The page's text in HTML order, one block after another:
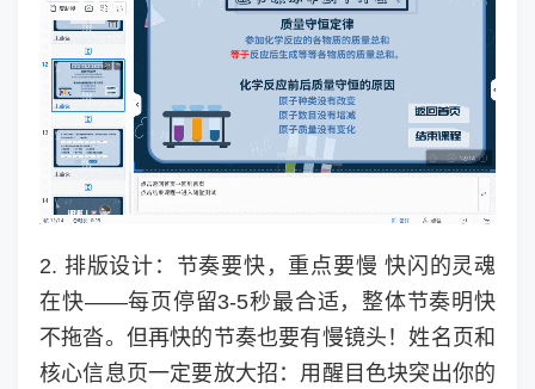
2. 排版设计：节奏要快，重点要慢 快闪的灵魂
在快——每页停留3-5秒最合适，整体节奏明快
不拖沓。但再快的节奏也要有慢镜头！姓名页和
核心信息页一定要放大招：用醒目色块突出你的